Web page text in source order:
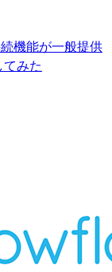
機能が一般提供
みた